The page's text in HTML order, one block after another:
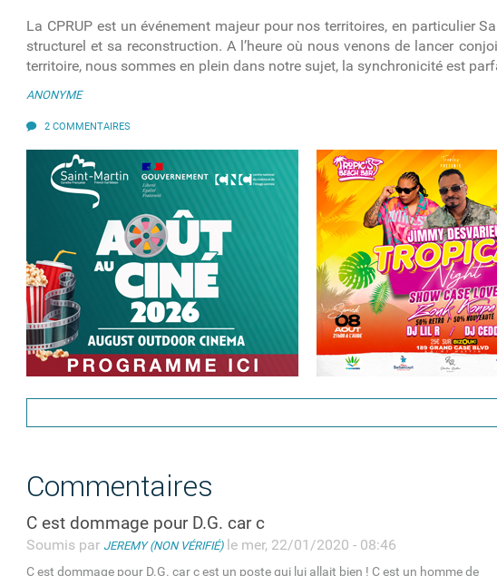
La CPRUP est un événement majeur pour nos territoires, en particulier
structurel et sa reconstruction. A l’heure où nous venons de lancer
territoire, nous sommes en plein dans notre sujet, la synchronicité est
ANONYME
2 COMMENTAIRES
Commentaires
C est dommage pour D.G. car c
Soumis par JEREMY (NON VÉRIFIÉ)le mer, 22/01/2020 - 08:46
C est dommage pour D.G. car c est un poste qui lui allait bien ! C est un homme de